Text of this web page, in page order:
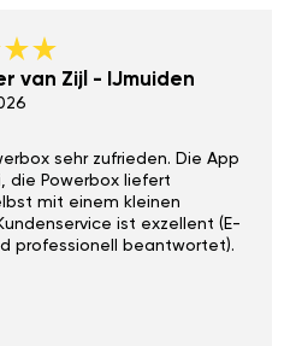
van Zijl - IJmuiden
sehr zufrieden. Die App
die Powerbox liefert
mit einem kleinen
ist exzellent (E-
professionell beantwortet).